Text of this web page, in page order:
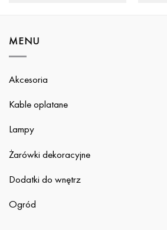
MENU
Akcesoria
Kable oplatane
Lampy
Żarówki dekoracyjne
Dodatki do wnętrz
Ogród